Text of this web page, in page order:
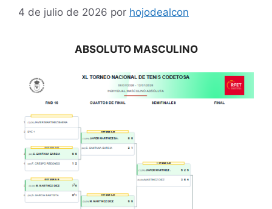
4 de julio de 2026 por hojodealcon
ABSOLUTO MASCULINO